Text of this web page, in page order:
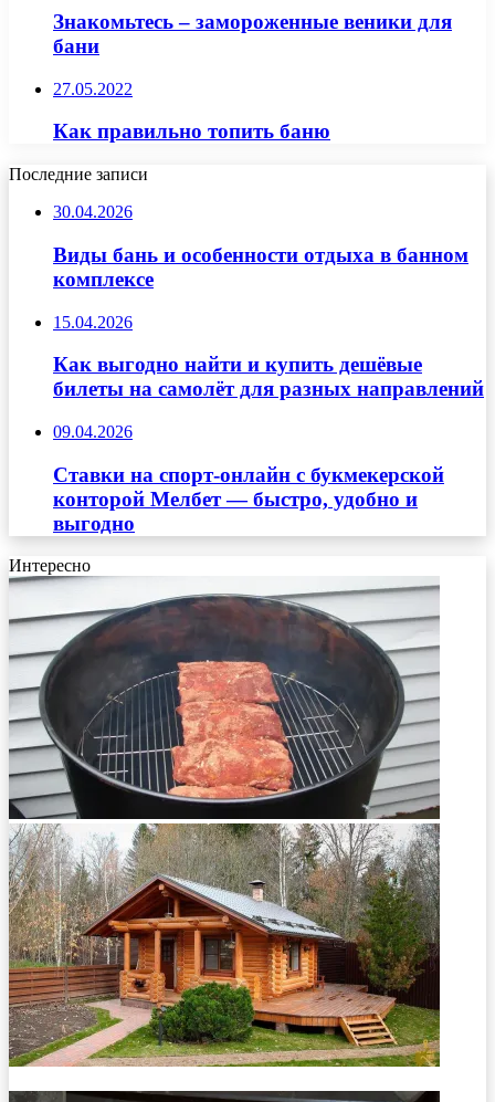
Знакомьтесь – замороженные веники для
бани
27.05.2022
Как правильно топить баню
Последние записи
30.04.2026
Виды бань и особенности отдыха в банном
комплексе
15.04.2026
Как выгодно найти и купить дешёвые
билеты на самолёт для разных направлений
09.04.2026
Ставки на спорт-онлайн с букмекерской
конторой Мелбет — быстро, удобно и
выгодно
Интересно